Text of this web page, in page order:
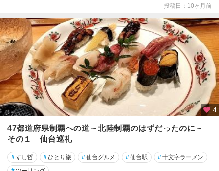
投稿日：10ヶ月前
4
47都道府県制覇への道～北陸制覇のはずだったのに～
その１ 仙台巡礼
#すし哲 #ひとり旅 #仙台グルメ #仙台駅 #十文字ラーメン